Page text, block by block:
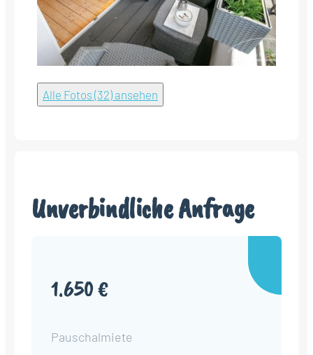
Alle Fotos (32) ansehen
Unverbindliche Anfrage
1.650 €
Pauschalmiete